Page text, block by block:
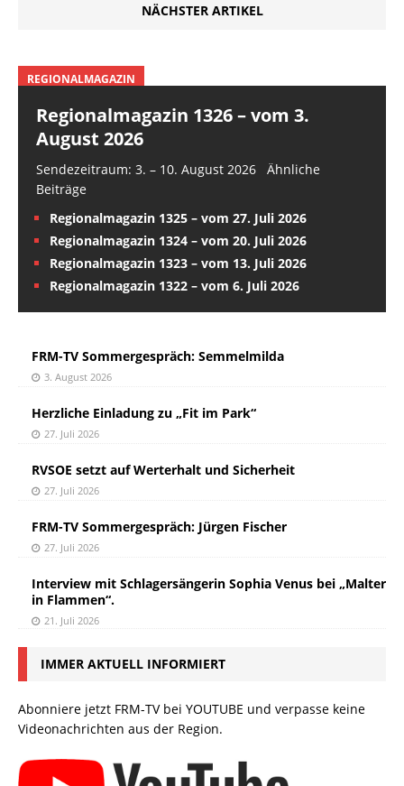
NÄCHSTER ARTIKEL
REGIONALMAGAZIN
Regionalmagazin 1326 – vom 3.
August 2026
Sendezeitraum: 3. – 10. August 2026 Ähnliche
Beiträge
Regionalmagazin 1325 – vom 27. Juli 2026
Regionalmagazin 1324 – vom 20. Juli 2026
Regionalmagazin 1323 – vom 13. Juli 2026
Regionalmagazin 1322 – vom 6. Juli 2026
FRM-TV Sommergespräch: Semmelmilda
3. August 2026
Herzliche Einladung zu „Fit im Park“
27. Juli 2026
RVSOE setzt auf Werterhalt und Sicherheit
27. Juli 2026
FRM-TV Sommergespräch: Jürgen Fischer
27. Juli 2026
Interview mit Schlagersängerin Sophia Venus bei „Malter
in Flammen“.
21. Juli 2026
IMMER AKTUELL INFORMIERT
Abonniere jetzt FRM-TV bei YOUTUBE und verpasse keine
Videonachrichten aus der Region.